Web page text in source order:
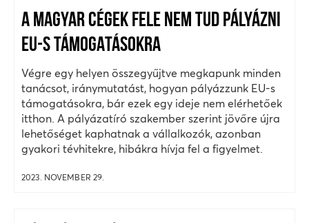
A MAGYAR CÉGEK FELE NEM TUD PÁLYÁZNI
EU-S TÁMOGATÁSOKRA
Végre egy helyen összegyűjtve megkapunk minden
tanácsot, iránymutatást, hogyan pályázzunk EU-s
támogatásokra, bár ezek egy ideje nem elérhetőek
itthon. A pályázatíró szakember szerint jövőre újra
lehetőséget kaphatnak a vállalkozók, azonban
gyakori tévhitekre, hibákra hívja fel a figyelmet.
2023. NOVEMBER 29.